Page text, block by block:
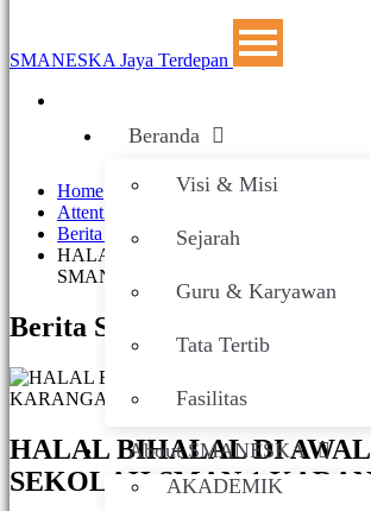
SMANESKA Jaya Terdepan
Beranda
Visi & Misi
Sejarah
Guru & Karyawan
Tata Tertib
Fasilitas
About SMANESKA
AKADEMIK
Home
Attentions Page
Berita Sekolah
HALAL BIHALAL DI AWAL MASUK
SMAN 1 KARANGAN
Berita Sekolah
HALAL BIHALAL DI
SEKOLAH SMAN 1